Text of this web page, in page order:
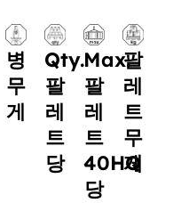
병
무
게
Qty.
팔
레
트
당
Max.
팔
레
트
40HQ
당
팔
레
트
무
게